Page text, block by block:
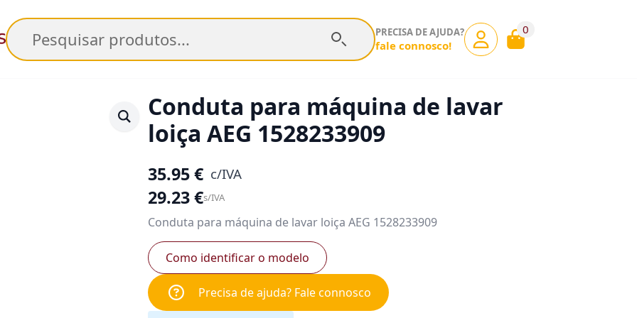
Pesquisar PRECISA DE AJUDA?
fale connosco!
0
Conduta para máquina de lavar
loiça AEG 1528233909
35.95€ c/IVA
29.23€s/IVA
Conduta para máquina de lavar loiça AEG 1528233909
Como identificar o modelo
Precisa de ajuda? Fale connosco